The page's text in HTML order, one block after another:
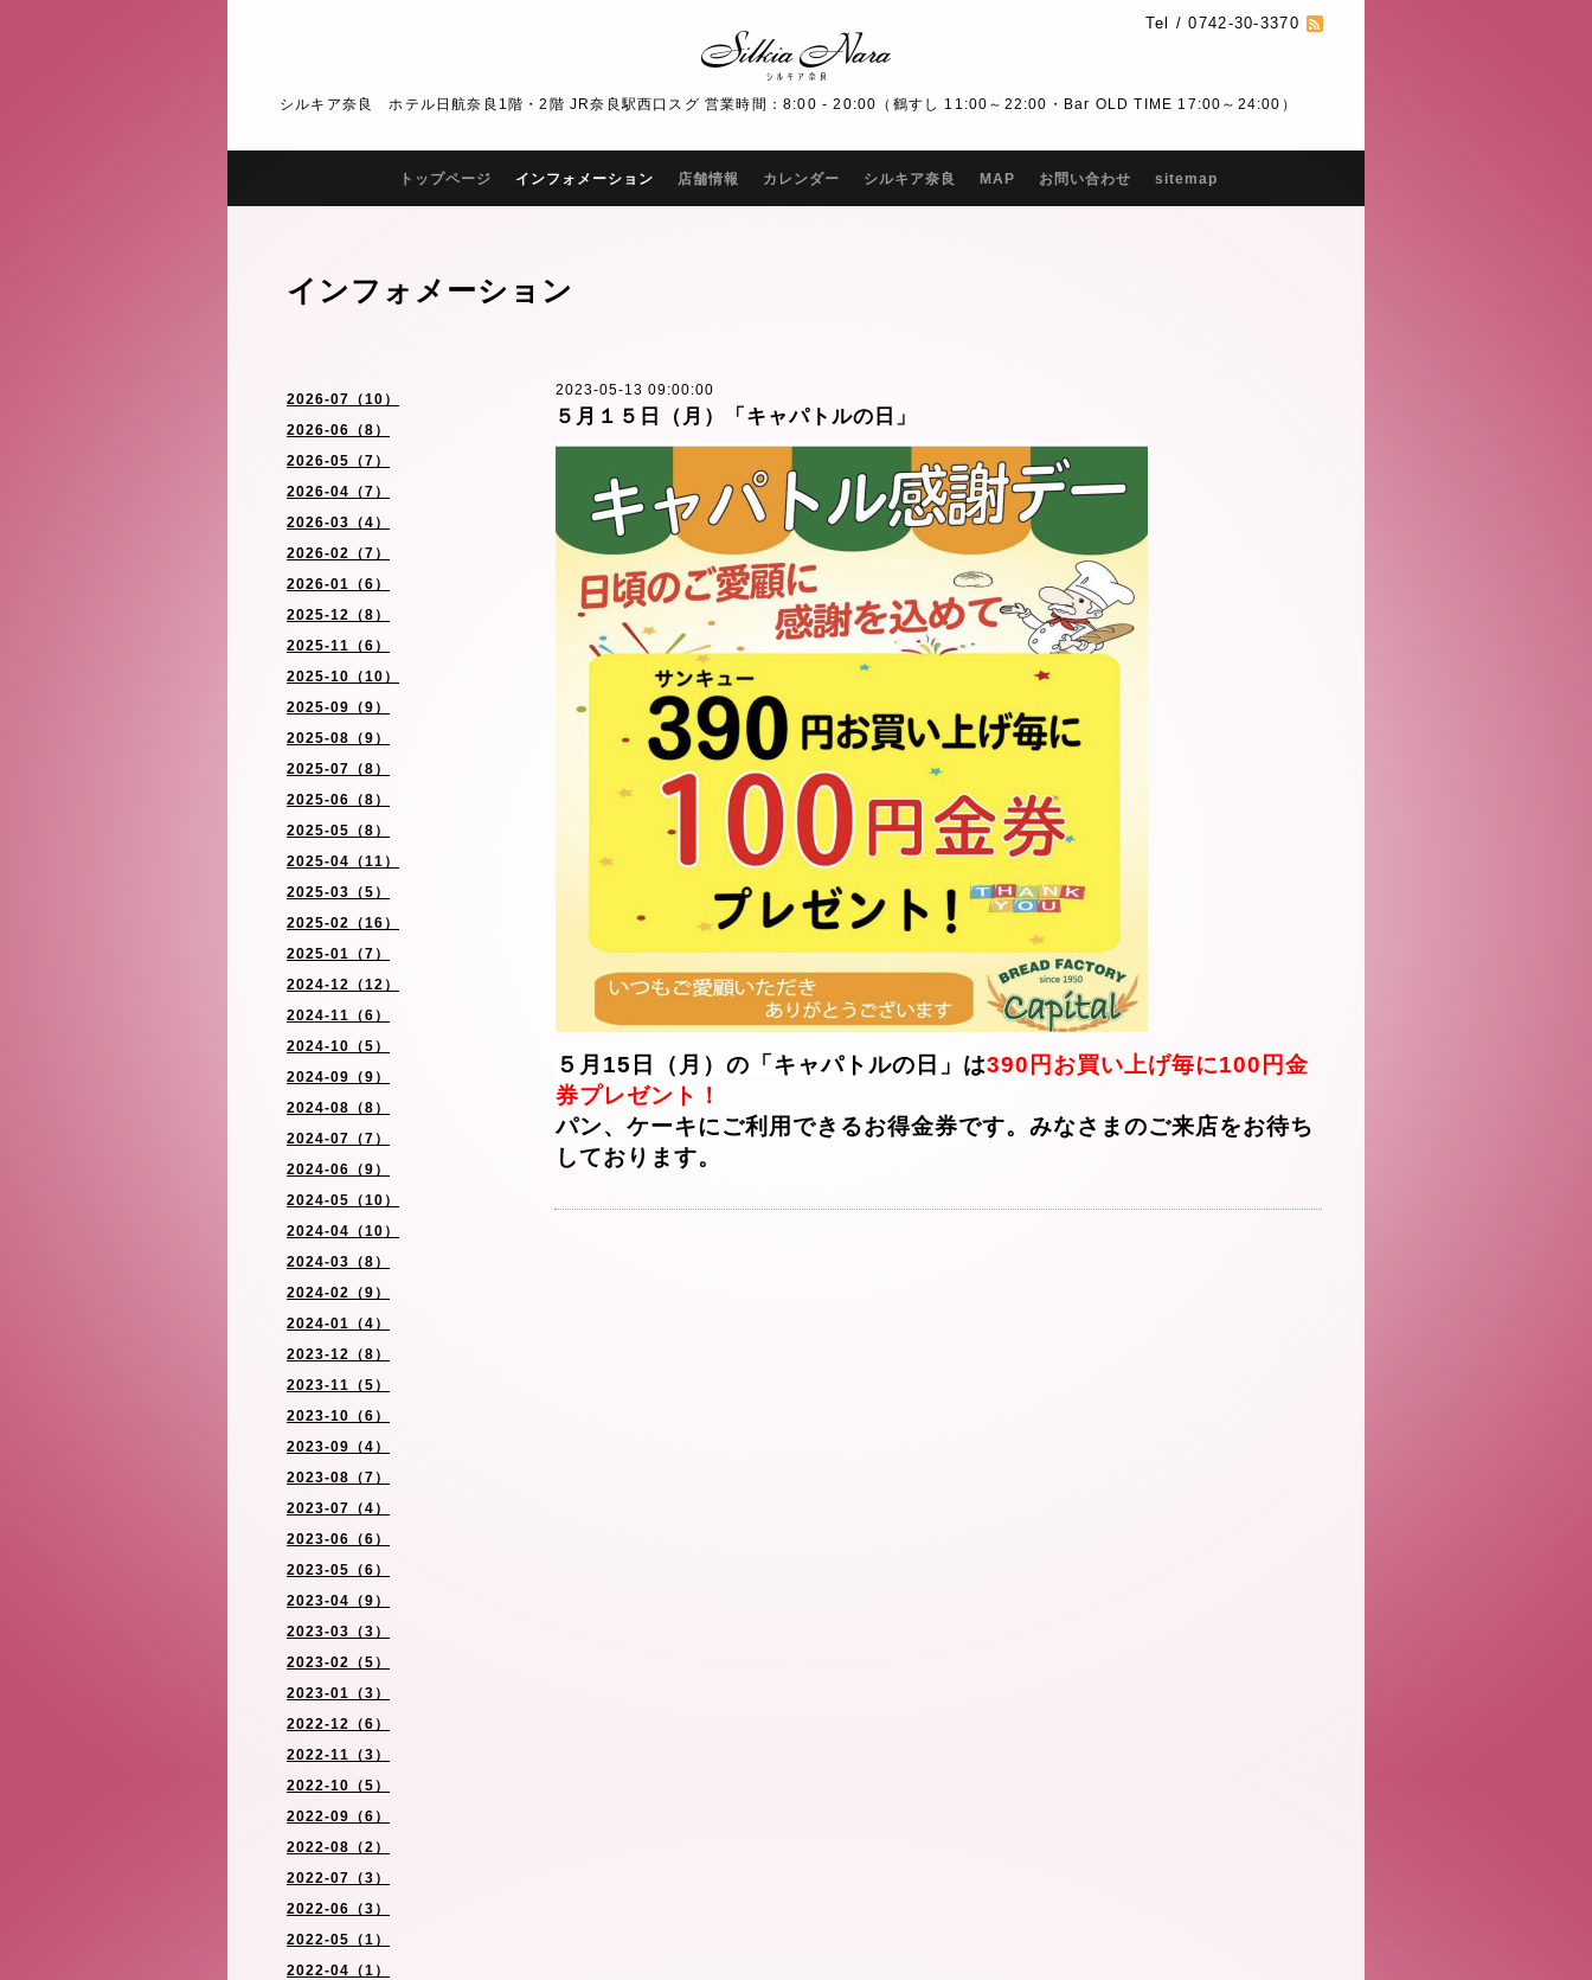
Tel / 0742-30-3370
シルキア奈良 ホテル日航奈良1階・2階 JR奈良駅西口スグ 営業時間：8:00 - 20:00（鶴すし 11:00～22:00・Bar OLD TIME 17:00～24:00）
トップページ インフォメーション 店舗情報 カレンダー シルキア奈良 MAP お問い合わせ sitemap
2026-07（10）
2026-06（8）
2026-05（7）
2026-04（7）
2026-03（4）
2026-02（7）
2026-01（6）
2025-12（8）
2025-11（6）
2025-10（10）
2025-09（9）
2025-08（9）
2025-07（8）
2025-06（8）
2025-05（8）
2025-04（11）
2025-03（5）
2025-02（16）
2025-01（7）
2024-12（12）
2024-11（6）
2024-10（5）
2024-09（9）
2024-08（8）
2024-07（7）
2024-06（9）
2024-05（10）
2024-04（10）
2024-03（8）
2024-02（9）
2024-01（4）
2023-12（8）
2023-11（5）
2023-10（6）
2023-09（4）
2023-08（7）
2023-07（4）
2023-06（6）
2023-05（6）
2023-04（9）
2023-03（3）
2023-02（5）
2023-01（3）
2022-12（6）
2022-11（3）
2022-10（5）
2022-09（6）
2022-08（2）
2022-07（3）
2022-06（3）
2022-05（1）
2022-04（1）
インフォメーション
2023-05-13 09:00:00
５月１５日（月）「キャパトルの日」
５月15日（月）の「キャパトルの日」は390円お買い上げ毎に100円金
券プレゼント！
パン、ケーキにご利用できるお得金券です。みなさまのご来店をお待ち
しております。